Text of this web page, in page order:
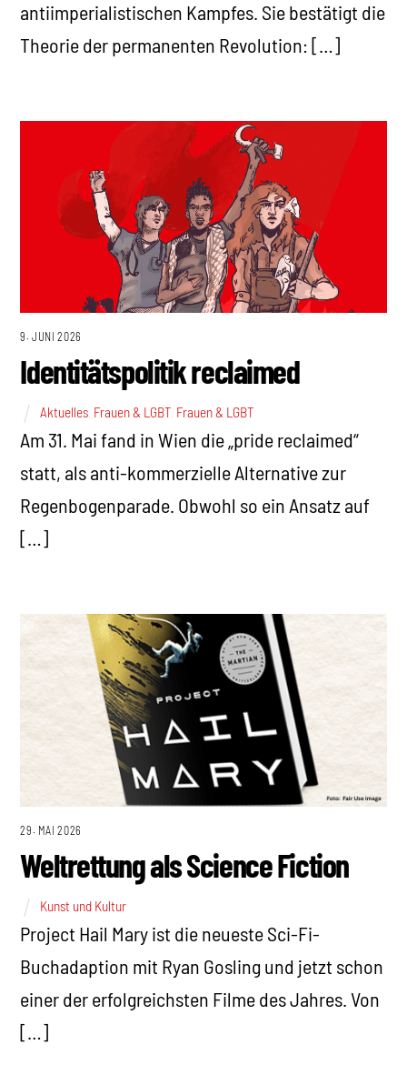
antiimperialistischen Kampfes. Sie bestätigt die
Theorie der permanenten Revolution: […]
9. JUNI 2026
Identitätspolitik reclaimed
Aktuelles Frauen & LGBT Frauen & LGBT
Am 31. Mai fand in Wien die „pride reclaimed“
statt, als anti-kommerzielle Alternative zur
Regenbogenparade. Obwohl so ein Ansatz auf
[…]
29. MAI 2026
Weltrettung als Science Fiction
Kunst und Kultur
Project Hail Mary ist die neueste Sci-Fi-
Buchadaption mit Ryan Gosling und jetzt schon
einer der erfolgreichsten Filme des Jahres. Von
[…]